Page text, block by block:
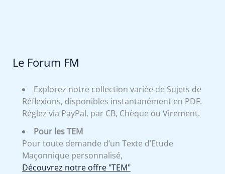
Le Forum FM
Explorez notre collection variée de Sujets de
Réflexions, disponibles instantanément en PDF.
Réglez via PayPal, par CB, Chèque ou Virement.
Pour les TEM
Pour toute demande d’un Texte d’Etude
Maçonnique personnalisé,
Découvrez notre offre "TEM"